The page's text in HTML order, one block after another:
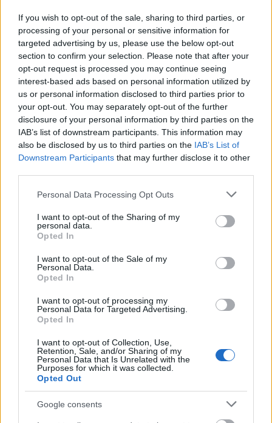
If you wish to opt-out of the sale, sharing to third parties, or
processing of your personal or sensitive information for
targeted advertising by us, please use the below opt-out
section to confirm your selection. Please note that after your
opt-out request is processed you may continue seeing
interest-based ads based on personal information utilized by
us or personal information disclosed to third parties prior to
your opt-out. You may separately opt-out of the further
disclosure of your personal information by third parties on the
IAB’s list of downstream participants. This information may
also be disclosed by us to third parties on the IAB’s List of
Downstream Participants that may further disclose it to other
Please note that this website/app uses one or more Google
not limited to your visit or usage behaviour. You may click to
grant or deny consent to Google and its third-party tags to
use your data for below specified purposes in below Google
consent section.
Personal Data Processing Opt Outs
I want to opt-out of the Sharing of my
personal data.
Opted In
I want to opt-out of the Sale of my
Personal Data.
Opted In
I want to opt-out of processing my
Personal Data for Targeted Advertising.
Opted In
I want to opt-out of Collection, Use,
Retention, Sale, and/or Sharing of my
Personal Data that Is Unrelated with the
Purposes for which it was collected.
Opted Out
Google consents
Facebook Twitter Pinterest LinkedIn Tumblr
ΠΡΟΗΓΟΎΜΕΝΟ ΆΡΘΡΟ
Πέθανε ο αδελφός του
Μεβλούτ Τσαβούσογλου μετά
από σοβαρό πυροβολισμό
ΕΠΌΜΕΝΟ ΆΡΘΡΟ
Σοβαρό τροχαίο στην
Ελευσίνα με δύο τραυματίες
και έναν εγκλωβισμένο
Στέλλα Λίταινα
ΣΧΕΤΙΚΑΑΡΘΡΑ